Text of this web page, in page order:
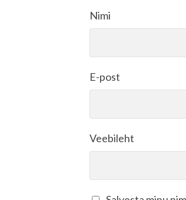
Nimi
E-post
Veebileht